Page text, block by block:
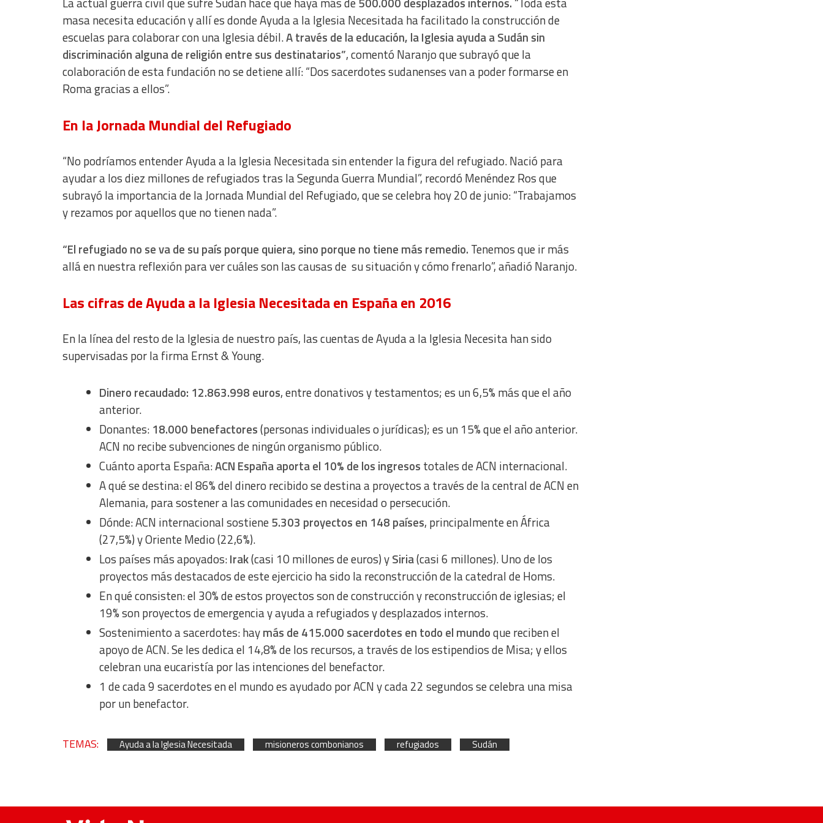
masa necesita educación y allí es donde Ayuda a la Iglesia Necesitada ha facilitado la construcción de
escuelas para colaborar con una Iglesia débil.A través de la educación, la Iglesia ayuda a Sudán sin
discriminación alguna de religión entre sus destinatarios”, comentó Naranjo que subrayó que la
colaboración de esta fundación no se detiene allí: “Dos sacerdotes sudanenses van a poder formarse en
Roma gracias a ellos”.
En la Jornada Mundial del Refugiado
“No podríamos entender Ayuda a la Iglesia Necesitada sin entender la figura del refugiado. Nació para
ayudar a los diez millones de refugiados tras la Segunda Guerra Mundial”, recordó Menéndez Ros que
subrayó la importancia de la Jornada Mundial del Refugiado, que se celebra hoy 20 de junio: “Trabajamos
y rezamos por aquellos que no tienen nada”.
“El refugiado no se va de su país porque quiera, sino porque no tiene más remedio. Tenemos que ir más
allá en nuestra reflexión para ver cuáles son las causas de su situación y cómo frenarlo”, añadió Naranjo.
Las cifras de Ayuda a la Iglesia Necesitada en España en 2016
En la línea del resto de la Iglesia de nuestro país, las cuentas de Ayuda a la Iglesia Necesita han sido
supervisadas por la firma Ernst & Young.
Dinero recaudado: 12.863.998 euros, entre donativos y testamentos; es un 6,5% más que el año
anterior.
Donantes: 18.000 benefactores(personas individuales o jurídicas); es un 15% que el año anterior.
ACN no recibe subvenciones de ningún organismo público.
Cuánto aporta España:ACN España aporta el 10% de los ingresos totales de ACN internacional.
A qué se destina: el 86% del dinero recibido se destina a proyectos a través de la central de ACN en
Alemania, para sostener a las comunidades en necesidad o persecución.
Dónde: ACN internacional sostiene5.303 proyectos en 148 países, principalmente en África
(27,5%) y Oriente Medio (22,6%).
Los países más apoyados:Irak(casi 10 millones de euros) ySiria(casi 6 millones). Uno de los
proyectos más destacados de este ejercicio ha sido la reconstrucción de la catedral de Homs.
En qué consisten: el 30% de estos proyectos son de construcción y reconstrucción de iglesias; el
19% son proyectos de emergencia y ayuda a refugiados y desplazados internos.
Sostenimiento a sacerdotes: haymás de 415.000 sacerdotes en todo el mundoque reciben el
apoyo de ACN. Se les dedica el 14,8% de los recursos, a través de los estipendios de Misa; y ellos
celebran una eucaristía por las intenciones del benefactor.
1 de cada 9 sacerdotes en el mundo es ayudado por ACN y cada 22 segundos se celebra una misa
por un benefactor.
TEMAS: Ayuda a la Iglesia Necesitada misioneros combonianos refugiados Sudán
Understand audiences through statistics or combinations of data from different sources
Develop and improve services
Use limited data to select content
IAB Special Features:
Use precise geolocation data
Identify devices based on information actively requested